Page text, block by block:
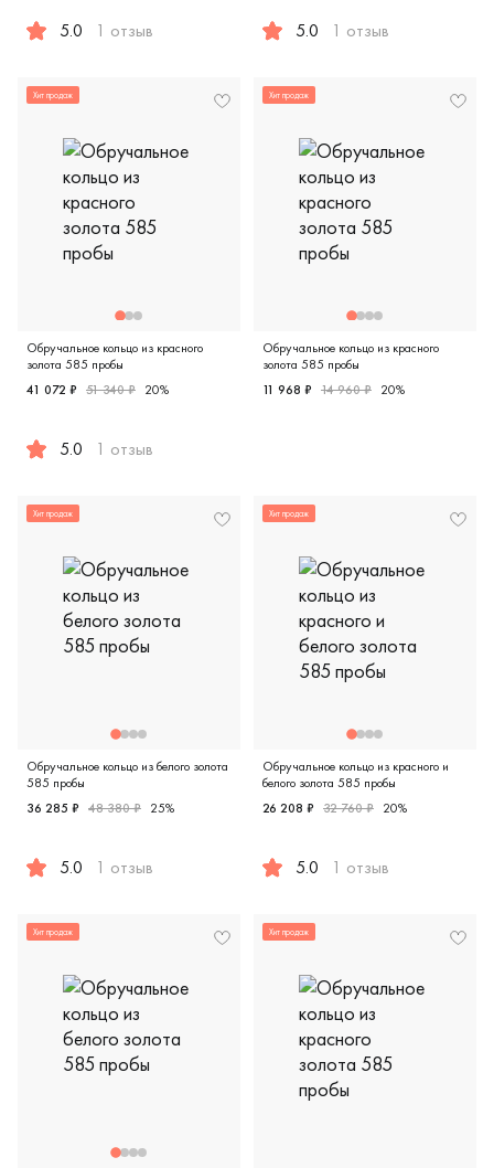
5.0 1 отзыв 5.0 1 отзыв
Хит продаж
Обручальное кольцо из красного
золота 585 пробы
41 072 ₽ 51 340 ₽ 20%
5.0 1 отзыв
Хит продаж
Обручальное кольцо из красного
золота 585 пробы
11 968 ₽ 14 960 ₽ 20%
Хит продаж
Обручальное кольцо из белого золота
585 пробы
36 285 ₽ 48 380 ₽ 25%
5.0 1 отзыв
Хит продаж
Обручальное кольцо из красного и
белого золота 585 пробы
26 208 ₽ 32 760 ₽ 20%
5.0 1 отзыв
Хит продаж Хит продаж